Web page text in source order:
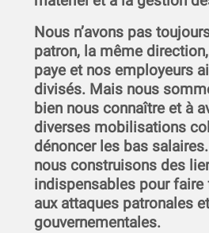
Nous n’avons pas
patron, la même
paye et nos employeurs
divisés. Mais nous
bien nous connaître et à
diverses mobilisations
dénoncer les bas
nous construisons des
indispensables pour faire
aux attaques patronales et
gouvernementales.